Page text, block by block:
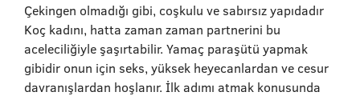
Çekingen olmadığı gibi, coşkulu ve sabırsız yapıdadır
Koç kadını, hatta zaman zaman partnerini bu
aceleciliğiyle şaşırtabilir. Yamaç paraşütü yapmak
gibidir onun için seks, yüksek heyecanlardan ve cesur
davranışlardan hoşlanır. İlk adımı atmak konusunda